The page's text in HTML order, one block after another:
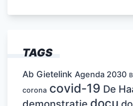
TAGS
Ab Gietelink Agenda 2030
corona covid-19 De